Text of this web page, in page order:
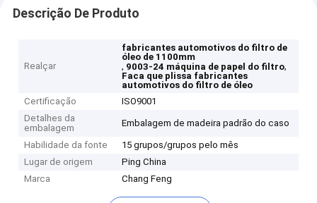
Descrição De Produto
Realçar
fabricantes automotivos do filtro de
óleo de 1100mm
, 9003-24 máquina de papel do filtro,
Faca que plissa fabricantes
automotivos do filtro de óleo
Certificação
ISO9001
Detalhes da
embalagem
Embalagem de madeira padrão do caso
Habilidade da fonte
15 grupos/grupos pelo mês
Lugar de origem
Ping China
Marca
Chang Feng